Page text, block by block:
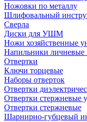
Ножовки по металлу
Шлифовальный
Сверла
Диски для УШМ
Ножи хозяйственные
Напильники личневые
Отвертки
Ключи торцевые
Наборы отверток
Отвертки
Отвертки стержневые
Отвертки стержневые
Шарнирно-губцевый